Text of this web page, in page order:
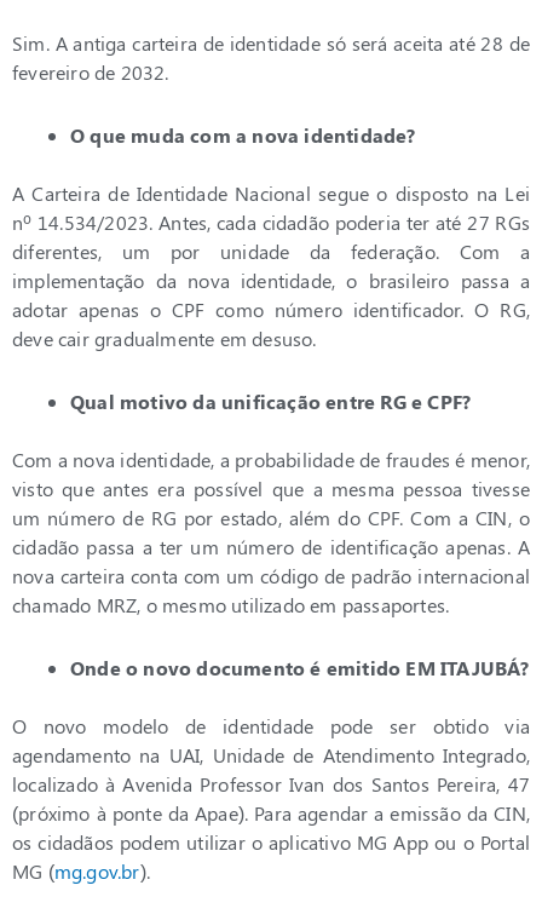
Sim. A antiga carteira de identidade só será aceita até 28 de
fevereiro de 2032.
O que muda com a nova identidade?
A Carteira de Identidade Nacional segue o disposto na Lei
nº 14.534/2023. Antes, cada cidadão poderia ter até 27 RGs
diferentes, um por unidade da federação. Com a
implementação da nova identidade, o brasileiro passa a
adotar apenas o CPF como número identificador. O RG,
deve cair gradualmente em desuso.
Qual motivo da unificação entre RG e CPF?
Com a nova identidade, a probabilidade de fraudes é menor,
visto que antes era possível que a mesma pessoa tivesse
um número de RG por estado, além do CPF. Com a CIN, o
cidadão passa a ter um número de identificação apenas. A
nova carteira conta com um código de padrão internacional
chamado MRZ, o mesmo utilizado em passaportes.
Onde o novo documento é emitido EM ITAJUBÁ?
O novo modelo de identidade pode ser obtido via
agendamento na UAI, Unidade de Atendimento Integrado,
localizado à Avenida Professor Ivan dos Santos Pereira, 47
(próximo à ponte da Apae). Para agendar a emissão da CIN,
os cidadãos podem utilizar o aplicativo MG App ou o Portal
MG (mg.gov.br).